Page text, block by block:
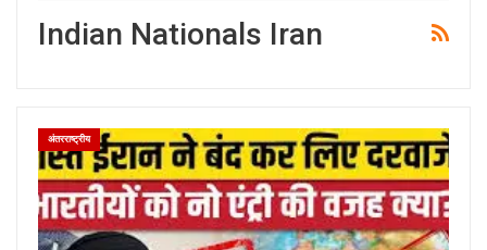
Indian Nationals Iran
अंतरराष्ट्रीय